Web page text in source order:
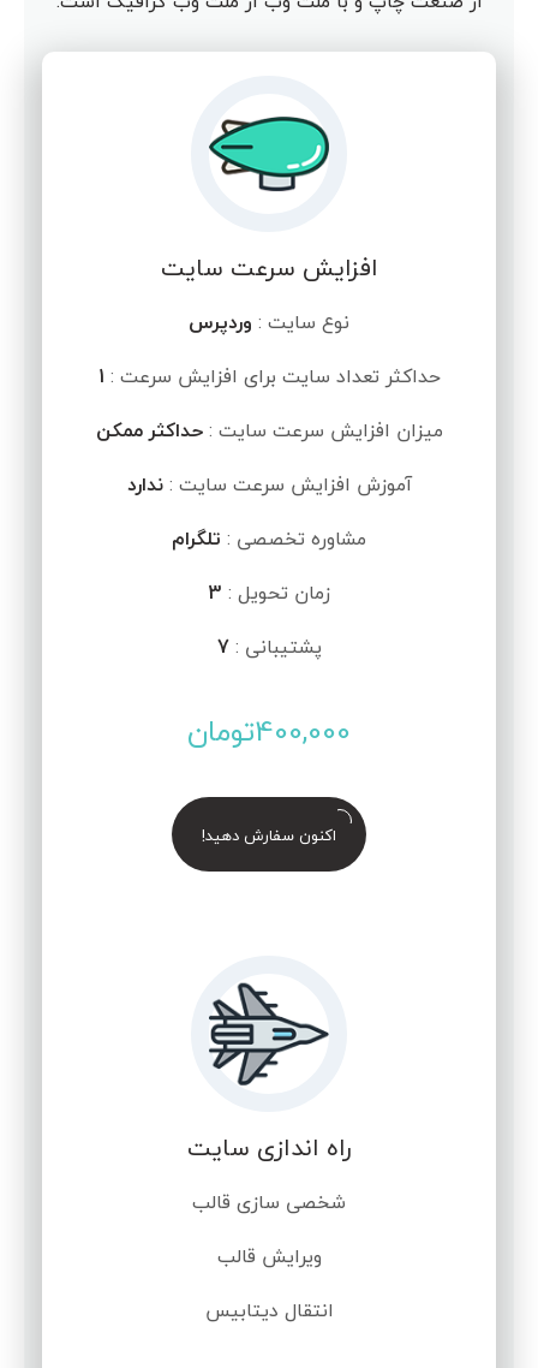
افزایش سرعت سایت
نوع سایت : وردپرس
حداکثر تعداد سایت برای افزایش سرعت : 1
میزان افزایش سرعت سایت :حداکثر ممکن
آموزش افزایش سرعت سایت :ندارد
مشاوره تخصصی : تلگرام
زمان تحویل : 3
پشتیبانی :7
400,000تومان
اکنون سفارش دهید!
راه اندازی سایت
شخصی سازی قالب
ویرایش قالب
انتقال دیتابیس